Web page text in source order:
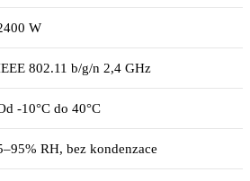
W
802.11 b/g/n 2,4 GHz
-10°C do 40°C
RH, bez kondenzace